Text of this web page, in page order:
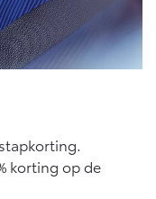
korting op de